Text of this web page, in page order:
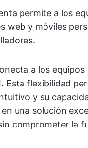
permite a los
web y móviles
a los
Esta flexibilidad
y su
una solución
comprometer la